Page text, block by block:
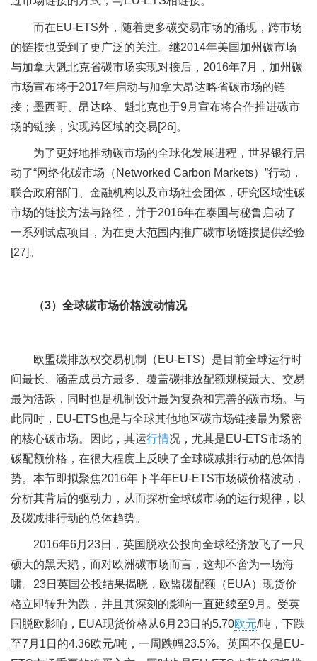
而在EU-ETS外，随着更多碳交易市场的涌现，跨市场
的链接也受到了更广泛的关注。继2014年美国加州碳市场
与加拿大魁北克省碳市场实现对接后，2016年7月，加州碳
市场宣布将于2017年启动与加拿大昂达略省碳市场的链
接；墨西哥、昂达略、魁北克也于9月宣布将合作推进碳市
场的链接，实现跨区域的交易[26]。
为了更好地推动碳市场的全球化发展进程，世界银行启
动了“网络化碳市场（Networked Carbon Markets）”行动，
联合政府部门、金融机构以及市场社会团体，研究区域性碳
市场的链接方法与路径，并于2016年在泰国与秘鲁启动了
一系列试点项目，为在更大范围内推广碳市场链接提供经验
[27]。
（3） 全球碳市场价格波动情况
欧盟碳排放权交易机制（EU-ETS）是目前全球运行时
间最长、涵盖成员方最多、覆盖碳排放配额规模最大、交易
最为活跃，同时也是机制设计最为复杂和完善的碳市场。与
此同时，EU-ETS也是与全球其他地区碳市场链接最为紧密
的核心碳市场。因此，其运行情况，尤其是EU-ETS市场的
碳配额价格，在很大程度上反映了全球碳减排行动的总体情
势。本节即拟聚焦2016年下半年EU-ETS市场碳价格波动，
分析其背后的驱动力，从而探析全球碳市场的运行规律，以
及碳减排行动的总体趋势。
2016年6月23日，英国脱欧公投向全球经济放飞了一只
硕大的黑天鹅，而对欧洲碳市场而言，这却不啻为一场海
啸。23日英国公投结果揭晓，欧盟碳配额（EUA）现货价
格立即转升为跌，并且其深刻的影响一直延续至9月。受英
国脱欧影响，EUA现货价格从6月23日的5.70欧元/吨，下跌
至7月1日的4.36欧元/吨，一周跌幅23.5%。英国不仅是EU-